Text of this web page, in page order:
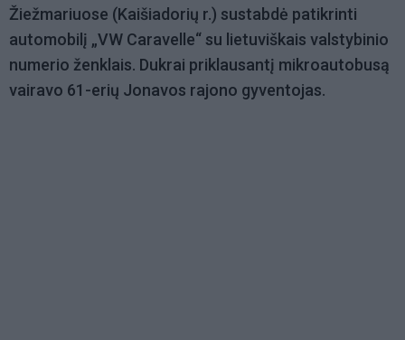
Žiežmariuose (Kaišiadorių r.) sustabdė patikrinti
automobilį „VW Caravelle“ su lietuviškais valstybinio
numerio ženklais. Dukrai priklausantį mikroautobusą
vairavo 61-erių Jonavos rajono gyventojas.